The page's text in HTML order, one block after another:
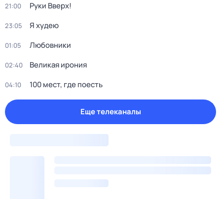
21:00 Руки Bвеpх!
23:05 Я худею
01:05 Любовники
02:40 Великая ирония
04:10 100 мест, где поесть
Еще телеканалы